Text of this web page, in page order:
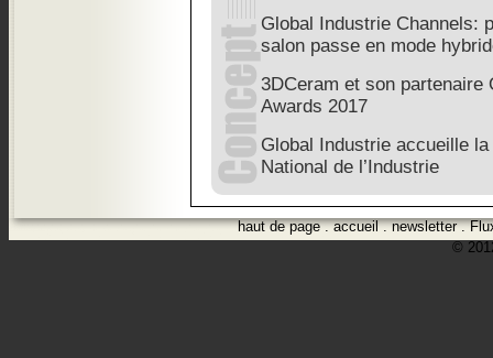
Global Industrie Channels:
salon passe en mode
3DCeram et son partenaire
Awards 2017
Global Industrie accueille
National de l’Industrie
haut de page.accueil.newsletter.
©